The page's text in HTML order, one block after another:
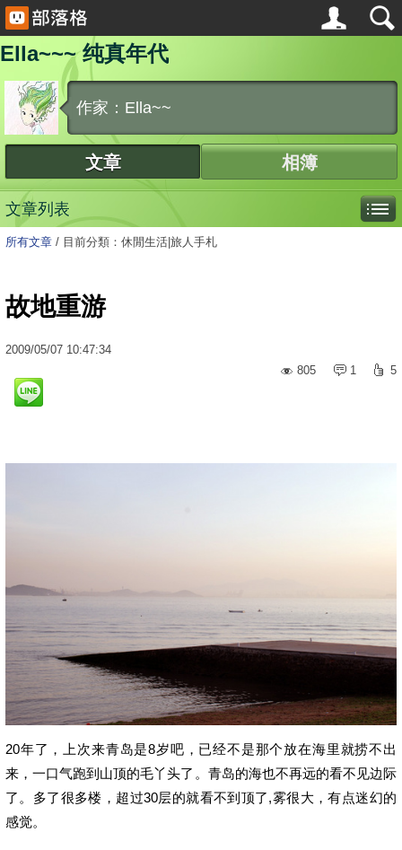
Ella~~~ 纯真年代
作家：Ella~~
文章 相簿
文章列表
所有文章 / 目前分類：休閒生活|旅人手札
故地重游
2009/05/07 10:47:34
805
1 5
20年了，上次来青岛是8岁吧，已经不是那个放在海里就捞不出
来，一口气跑到山顶的毛丫头了。青岛的海也不再远的看不见边际
了。多了很多楼，超过30层的就看不到顶了,雾很大，有点迷幻的
感觉。